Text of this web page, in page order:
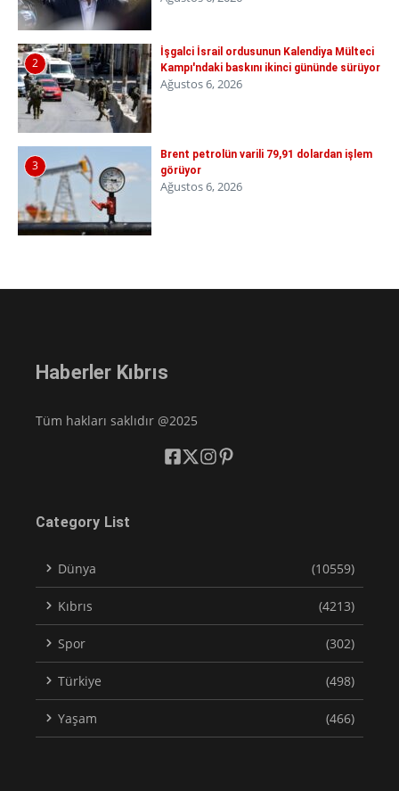
2
İşgalci İsrail ordusunun Kalendiya Mülteci
Kampı'ndaki baskını ikinci gününde sürüyor
Ağustos 6, 2026
3
Brent petrolün varili 79,91 dolardan işlem
görüyor
Ağustos 6, 2026
Haberler Kıbrıs
Tüm hakları saklıdır @2025
Category List
Dünya (10559)
Kıbrıs (4213)
Spor (302)
Türkiye (498)
Yaşam (466)